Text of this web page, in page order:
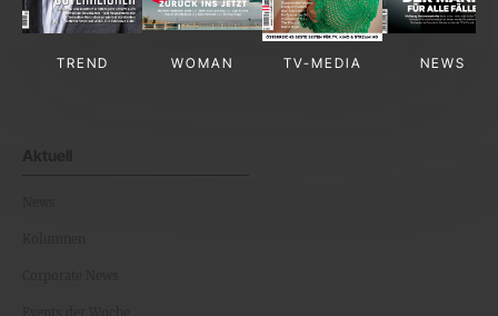
TREND WOMAN TV-MEDIA NEWS